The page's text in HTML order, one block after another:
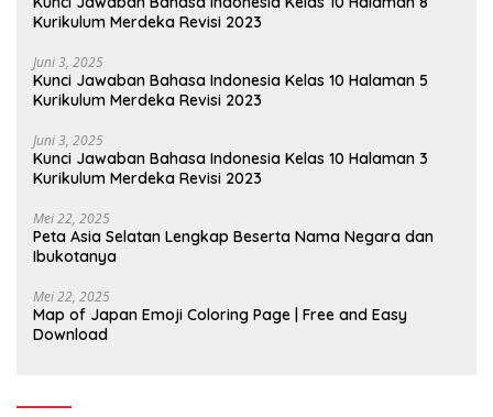
Kurikulum Merdeka Revisi 2023
Juni 3, 2025
Kunci Jawaban Bahasa Indonesia Kelas 10 Halaman 5
Kurikulum Merdeka Revisi 2023
Juni 3, 2025
Kunci Jawaban Bahasa Indonesia Kelas 10 Halaman 3
Kurikulum Merdeka Revisi 2023
Mei 22, 2025
Peta Asia Selatan Lengkap Beserta Nama Negara dan
Ibukotanya
Mei 22, 2025
Map of Japan Emoji Coloring Page | Free and Easy
Download